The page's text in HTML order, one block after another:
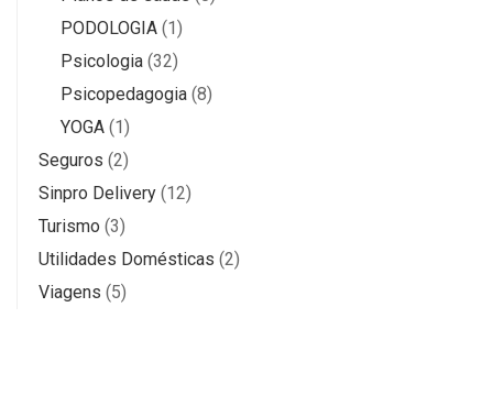
PODOLOGIA (1)
Psicologia (32)
Psicopedagogia (8)
YOGA (1)
Seguros (2)
Sinpro Delivery (12)
Turismo (3)
Utilidades Domésticas (2)
Viagens (5)